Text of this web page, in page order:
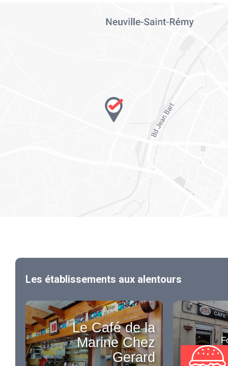
Les établissements aux alentours
Le Café de la
Marine Chez
Gerard